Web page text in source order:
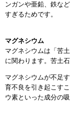
ンガンや亜鉛、鉄な
すぎるためです。
マグネシウム
マグネシウムは「苦
に関わります。苦土
マグネシウムが不足
育不良を引き起こす
ウ素といった成分の